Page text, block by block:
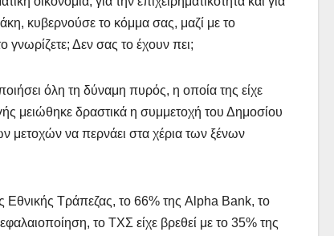
κυβερνούσε το κόμμα σας, μαζί με το
Δεν σας το έχουν πει;
όλη τη δύναμη πυρός, η οποία της είχε
μειώθηκε δραστικά η συμμετοχή του Δημοσίου
μετοχών να περνάει στα χέρια των ξένων
Εθνικής Τράπεζας, το 66% της Alpha Bank, το
το ΤΧΣ είχε βρεθεί με το 35% της